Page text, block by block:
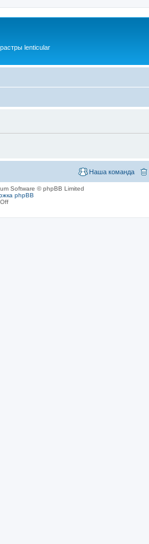
lenticular
Наша команда
Software © phpBB Limited
phpBB